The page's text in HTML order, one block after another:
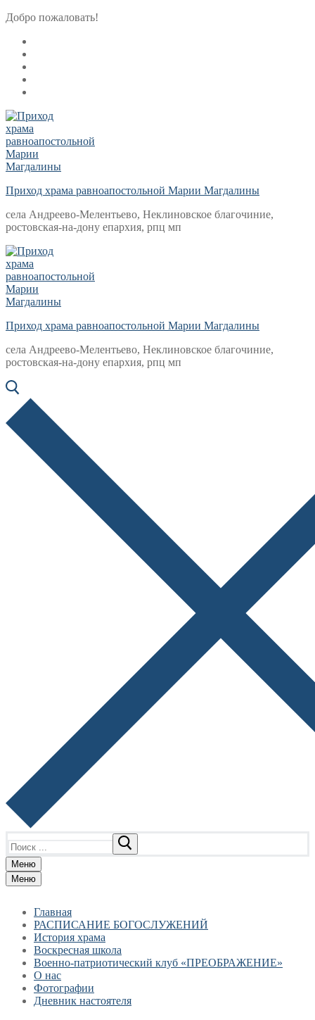
Перейти
содержимому
Меню
Закрыть
Добро пожаловать!
Приход храма равноапостольной Марии Магдалины
села Андреево-Мелентьево, Неклиновское благочиние,
ростовская-на-дону епархия, рпц мп
Приход храма равноапостольной Марии Магдалины
села Андреево-Мелентьево, Неклиновское благочиние,
ростовская-на-дону епархия, рпц мп
Меню
Меню
Главная
РАСПИСАНИЕ БОГОСЛУЖЕНИЙ
История храма
Воскресная школа
Военно-патриотический клуб «ПРЕОБРАЖЕНИЕ»
О нас
Фотографии
Дневник настоятеля